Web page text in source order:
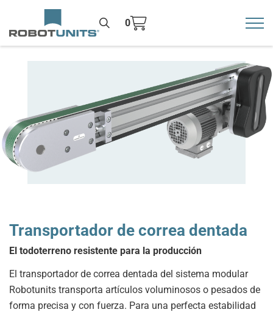
0
>
Transportador de correa dentada
El todoterreno resistente para la producción
El transportador de correa dentada del sistema modular
Robotunits transporta artículos voluminosos o pesados de
forma precisa y con fuerza. Para una perfecta estabilidad